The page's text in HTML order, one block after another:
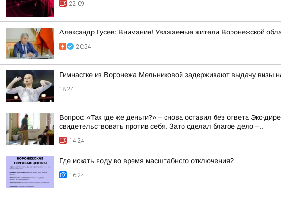
22:09
Александр Гусев: Внимание! Уважаемые жители Воронежской
20:54
Гимнастке из Воронежа Мельниковой задерживают выдачу визы
18:24
Вопрос: «Так где же деньги?» – снова оставил без ответа Экс-
свидетельствовать против себя. Зато сделал благое дело –...
14:24
Где искать воду во время масштабного отключения?
16:24